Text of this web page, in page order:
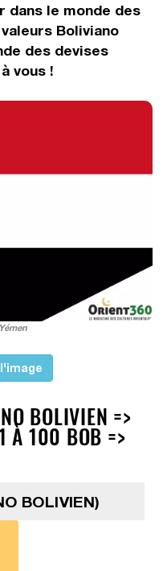
dans le monde des
Boliviano
des devises
vous !
BOLIVIEN =>
À 100 BOB =>
BOLIVIEN)